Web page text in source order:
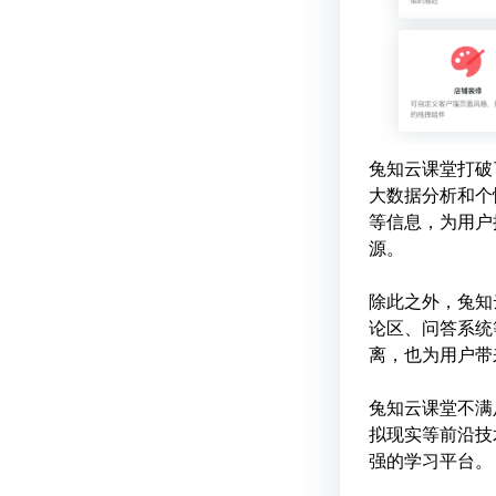
兔知云课堂打
大数据分析和
等信息，为用
源。
除此之外，兔
论区、问答系
离，也为用户
兔知云课堂不
拟现实等前沿
强的学习平台。